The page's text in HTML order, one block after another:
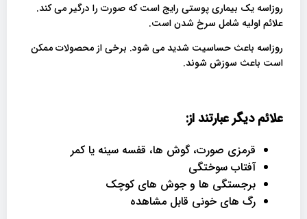
روزاسه یک بیماری پوستی رایج است که صورت را درگیر می کند.
علائم اولیه شامل سرخ شدن است.
روزاسه باعث حساسیت شدید می شود. برخی از محصولات ممکن
است باعث سوزش شوند.
علائم دیگر عبارتند از:
قرمزی صورت، گوش ها، قفسه سینه یا کمر
آفتاب سوختگی
برجستگی ها و جوش های کوچک
رگ های خونی قابل مشاهده